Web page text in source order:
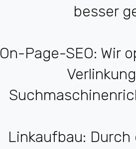
besser
On-Page-SEO: Wir
Linkaufbau: